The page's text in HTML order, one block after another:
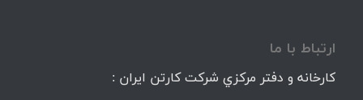
ارتباط با ما
كارخانه و دفتر مركزي شركت كارتن ايران :